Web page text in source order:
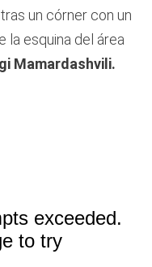
un córner con un
la esquina del área
Mamardashvili.